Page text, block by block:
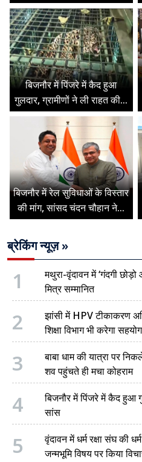
बिजनौर में पिंजरे में कैद हुआ
गुलदार, ग्रामीणों ने ली राहत की...
बिजनौर में रेल सुविधाओं के विस्तार
की मांग, सांसद चंदन चौहान ने...
ब्रेकिंग न्यूज़ »
1
मथुरा-वृंदावन में ‘गंदगी
मित्र सम्मानित
2
झांसी में HPV टीकाकरण
शिक्षा विभाग भी करेगा सहयोग
3
बाबा धाम की यात्रा पर
शव पहुंचते ही मचा कोहराम
4
बिजनौर में पिंजरे में कैद हुआ
सांस
5
वृंदावन में धर्म रक्षा संघ की
जन्मभूमि विषय पर किया